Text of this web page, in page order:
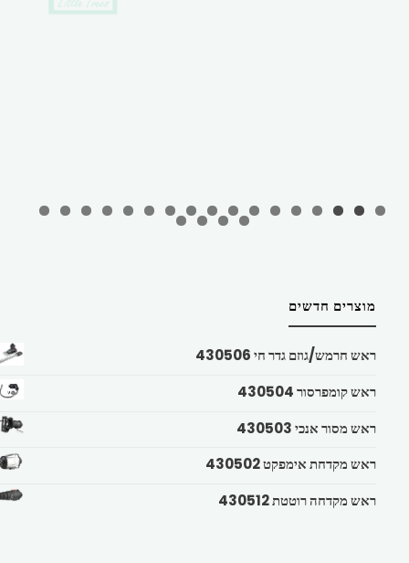
מוצרים חדשים
ראש חרמש/גוזם גדר חי 430506
ראש קומפרסור 430504
ראש מסור אנכי 430503
ראש מקדחת אימפקט 430502
ראש מקדחה רוטטת 430512